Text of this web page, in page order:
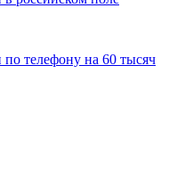
телефону на 60 тысяч